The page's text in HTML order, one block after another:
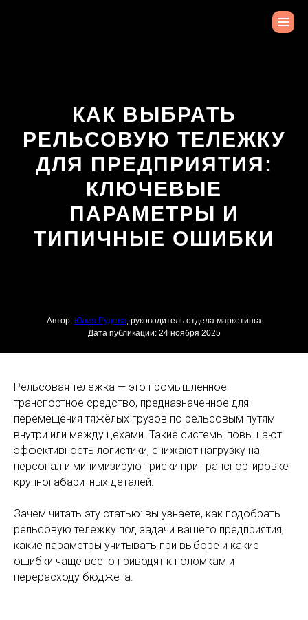
КАК ВЫБРАТЬ
РЕЛЬСОВУЮ ТЕЛЕЖКУ
ДЛЯ ПРЕДПРИЯТИЯ:
КЛЮЧЕВЫЕ
ПАРАМЕТРЫ И
ТИПИЧНЫЕ ОШИБКИ
Автор: Юлия Рудова, руководитель отдела маркетинга
Дата публикации: 24 ноября 2025
Рельсовая тележка — это промышленное
транспортное средство, предназначенное для
перемещения тяжёлых грузов по рельсовым путям
внутри или между цехами. Такие системы повышают
эффективность логистики, снижают нагрузку на
персонал и минимизируют риски при транспортировке
крупногабаритных деталей.
Зачем читать эту статью: вы узнаете, как подобрать
рельсовую тележку под задачи вашего предприятия,
какие параметры учитывать при выборе и какие
ошибки чаще всего приводят к поломкам и
перерасходу бюджета.